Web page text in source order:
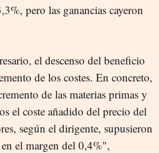
pero las ganancias cayeron
el descenso del beneficio
de los costes. En concreto,
de las materias primas y
el coste añadido del precio del
según el dirigente, supusieron
el margen del 0,4%",